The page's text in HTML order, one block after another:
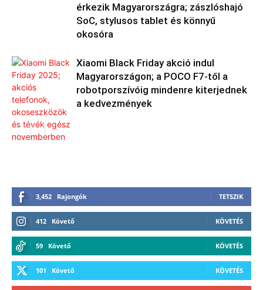
érkezik Magyarországra; zászlóshajó
SoC, stylusos tablet és könnyű
okosóra
Xiaomi Black Friday akció indul
Magyarországon; a POCO F7-től a
robotporszívóig mindenre kiterjednek
a kedvezmények
3,452 Rajongók TETSZIK
412 Követő KÖVETÉS
59 Követő KÖVETÉS
101 Követő KÖVETÉS